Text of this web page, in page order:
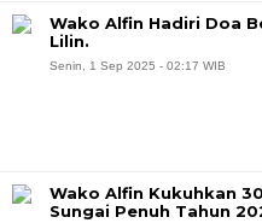
Wako Alfin Hadiri Doa
Lilin.
Senin, 1 Sep 2025 - 02:17 WIB
Wako Alfin Kukuhkan
Sungai Penuh Tahun